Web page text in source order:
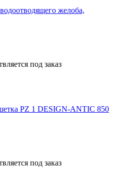
желоба,
под заказ
PZ 1 DESIGN-ANTIC 850
под заказ